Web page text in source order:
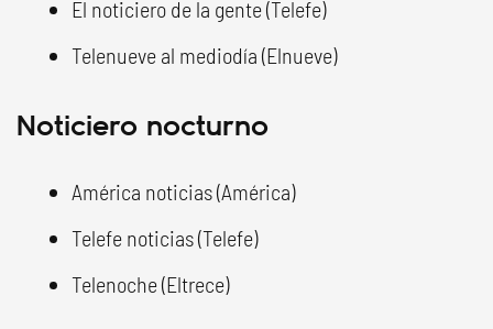
El noticiero de la gente (Telefe)
Telenueve al mediodía (Elnueve)
Noticiero nocturno
América noticias (América)
Telefe noticias (Telefe)
Telenoche (Eltrece)